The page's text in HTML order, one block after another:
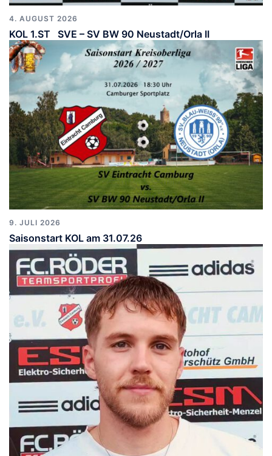
4. AUGUST 2026
KOL 1.ST SVE – SV BW 90 Neustadt/Orla II
9. JULI 2026
Saisonstart KOL am 31.07.26